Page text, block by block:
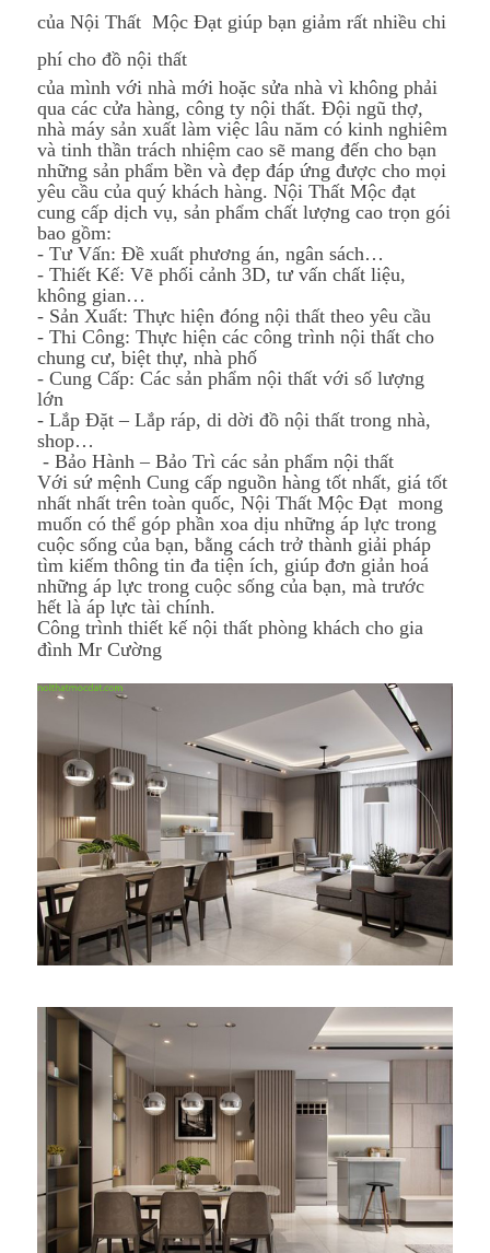
của Nội Thất Mộc Đạt giúp bạn giảm rất nhiều chi
phí cho đồ nội thất
của mình với nhà mới hoặc sửa nhà vì không phải
qua các cửa hàng, công ty nội thất. Đội ngũ thợ,
nhà máy sản xuất làm việc lâu năm có kinh nghiêm
và tinh thần trách nhiệm cao sẽ mang đến cho bạn
những sản phẩm bền và đẹp đáp ứng được cho mọi
yêu cầu của quý khách hàng. Nội Thất Mộc đạt
cung cấp dịch vụ, sản phẩm chất lượng cao trọn gói
bao gồm:
- Tư Vấn: Đề xuất phương án, ngân sách…
- Thiết Kế: Vẽ phối cảnh 3D, tư vấn chất liệu,
không gian…
- Sản Xuất: Thực hiện đóng nội thất theo yêu cầu
- Thi Công: Thực hiện các công trình nội thất cho
chung cư, biệt thự, nhà phố
- Cung Cấp: Các sản phẩm nội thất với số lượng
lớn
- Lắp Đặt – Lắp ráp, di dời đồ nội thất trong nhà,
shop…
- Bảo Hành – Bảo Trì các sản phẩm nội thất
Với sứ mệnh Cung cấp nguồn hàng tốt nhất, giá tốt
nhất nhất trên toàn quốc, Nội Thất Mộc Đạt mong
muốn có thể góp phần xoa dịu những áp lực trong
cuộc sống của bạn, bằng cách trở thành giải pháp
tìm kiếm thông tin đa tiện ích, giúp đơn giản hoá
những áp lực trong cuộc sống của bạn, mà trước
hết là áp lực tài chính.
Công trình thiết kế nội thất phòng khách cho gia
đình Mr Cường